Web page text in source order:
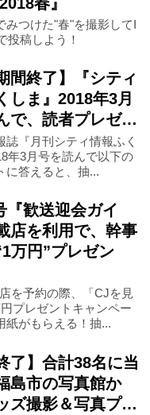
石市
梯町
みつけた"春"を撮影してI
投稿しよう！
間終了】『シティ
しま』2018年3月
で、読者プレゼ…
誌『月刊シティ情報ふく
年3月号を読んで以下の
に答えると、抽...
『歓送迎会ガイ
店を利用で、幹事
万円”プレゼン
店を予約の際、「CJを見
プレゼントキャンペー
紙がもらえる！抽...
了】合計38名に当
島市の写真館か
ズ撮影＆写真プ…